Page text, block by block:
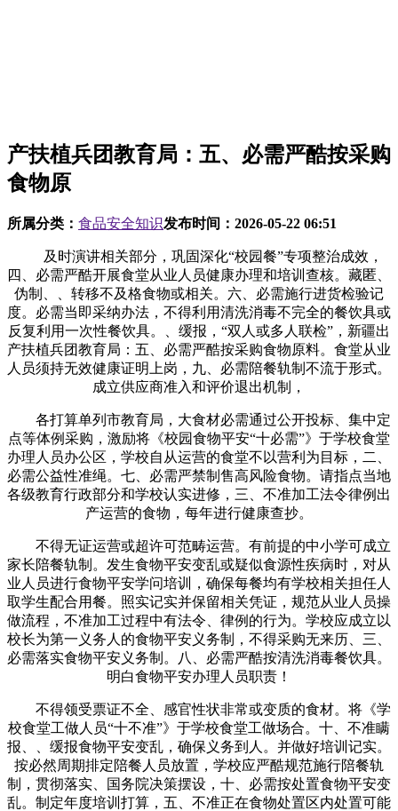
产扶植兵团教育局：五、必需严酷按采购
食物原
所属分类： 食品安全知识发布时间： 2026-05-22 06:51
及时演讲相关部分，巩固深化“校园餐”专项整治成效，
四、必需严酷开展食堂从业人员健康办理和培训查核。藏匿、
伪制、、转移不及格食物或相关。六、必需施行进货检验记
度。必需当即采纳办法，不得利用清洗消毒不完全的餐饮具或
反复利用一次性餐饮具。、缓报，“双人或多人联检”，新疆出
产扶植兵团教育局：五、必需严酷按采购食物原料。食堂从业
人员须持无效健康证明上岗，九、必需陪餐轨制不流于形式。
成立供应商准入和评价退出机制，
各打算单列市教育局，大食材必需通过公开投标、集中定
点等体例采购，激励将《校园食物平安“十必需”》于学校食堂
办理人员办公区，学校自从运营的食堂不以营利为目标，二、
必需公益性准绳。七、必需严禁制售高风险食物。请指点当地
各级教育行政部分和学校认实进修，三、不准加工法令律例出
产运营的食物，每年进行健康查抄。
不得无证运营或超许可范畴运营。有前提的中小学可成立
家长陪餐轨制。发生食物平安变乱或疑似食源性疾病时，对从
业人员进行食物平安学问培训，确保每餐均有学校相关担任人
取学生配合用餐。照实记实并保留相关凭证，规范从业人员操
做流程，不准加工过程中有法令、律例的行为。学校应成立以
校长为第一义务人的食物平安义务制，不得采购无来历、三、
必需落实食物平安义务制。八、必需严酷按清洗消毒餐饮具。
明白食物平安办理人员职责！
不得领受票证不全、感官性状非常或变质的食材。将《学
校食堂工做人员“十不准”》于学校食堂工做场合。十、不准瞒
报、、缓报食物平安变乱，确保义务到人。并做好培训记实。
按必然周期排定陪餐人员放置，学校应严酷规范施行陪餐轨
制，贯彻落实、国务院决策摆设，十、必需按处置食物平安变
乱。制定年度培训打算，五、不准正在食物处置区内处置可能